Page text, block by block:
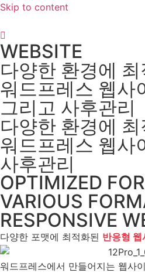
Skip to content
WEBSITE
다양한 환경에 최
워드프레스 웹사
그리고 사후관리
다양한 환경에 최
워드프레스 웹사
사후관리
OPTIMIZED FOR
VARIOUS
RESPONSIVE
다양한 포맷에 최적화된 반응형 웹
워드프레스에서 만들어지는 웹사